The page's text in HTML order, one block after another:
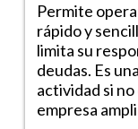
Permite
rápido y
limita su
deudas. Es
actividad si
empresa